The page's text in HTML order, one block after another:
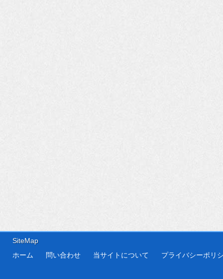
SiteMap
ホーム
問い合わせ 当サイトについて プライバシーポリ